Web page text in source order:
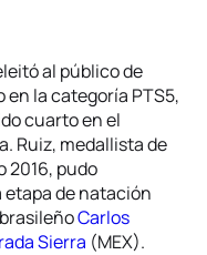
al público de
la categoría PTS5,
cuarto en el
Ruiz, medallista de
2016, pudo
etapa de natación
Carlos
Sierra (MEX).